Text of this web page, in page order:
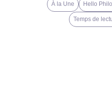
À la Une Hello
Temps de